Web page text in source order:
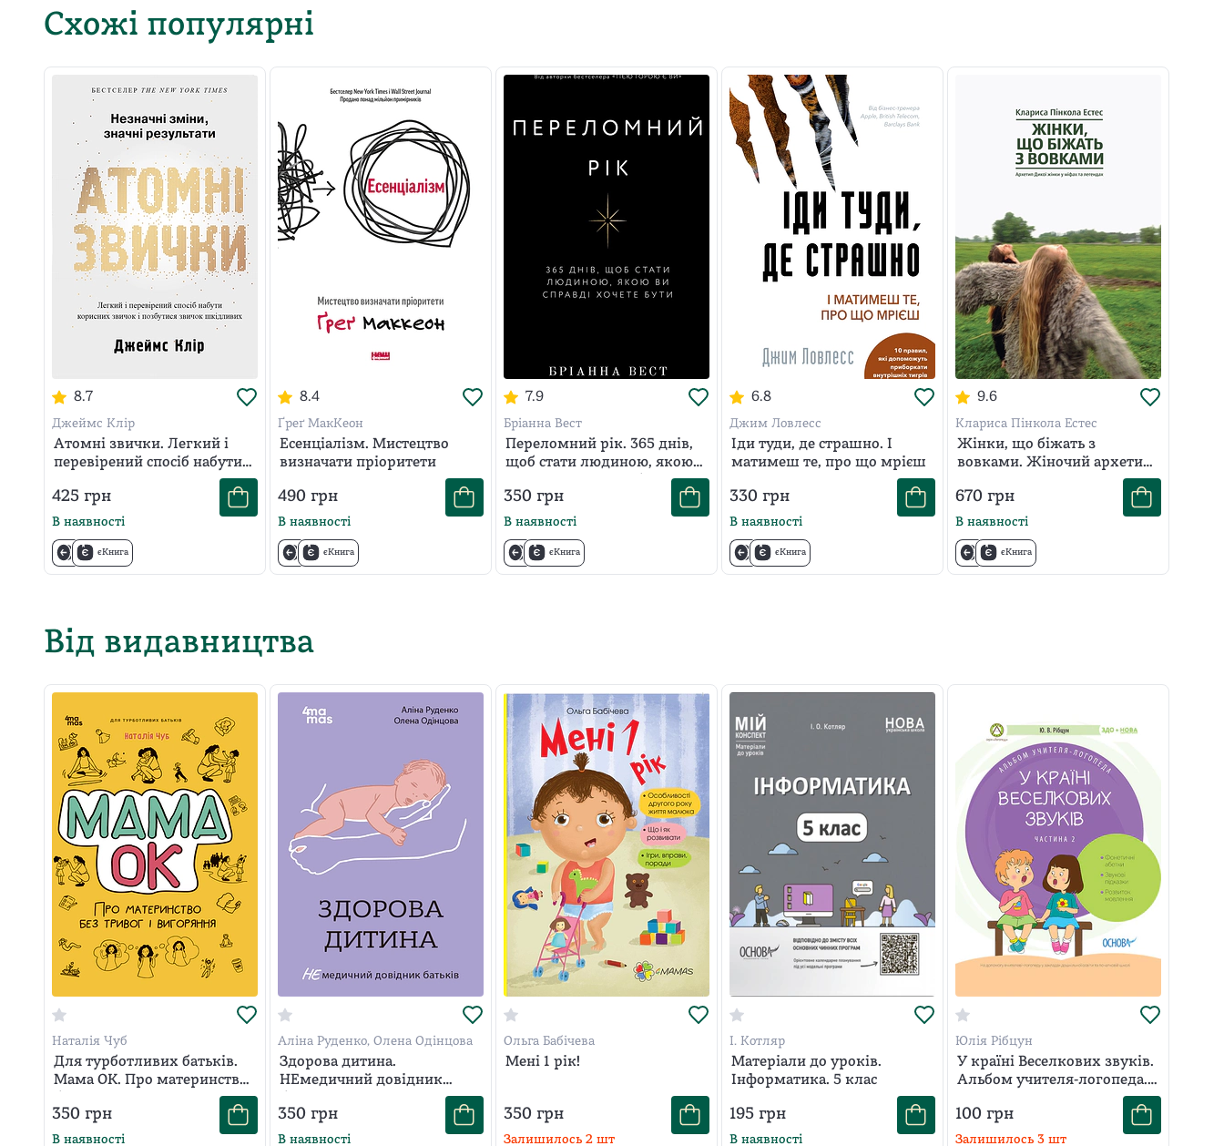
Схожі популярні
8.7
Джеймс Клір
Атомні звички. Легкий і
перевірений спосіб набути
позбутися звичок
шкідливих
425 грн
В наявності
єКнига
8.4
Ґреґ МакКеон
Есенціалізм. Мистецтво
визначати пріоритети
490 грн
В наявності
єКнига
7.9
Бріанна Вест
Переломний рік. 365 днів,
щоб стати людиною, якою
350 грн
В наявності
єКнига
6.8
Джим Ловлесс
Іди туди, де страшно. І
матимеш те, про що мрієш
330 грн
В наявності
єКнига
9.6
Клариса Пінкола Естес
Жінки, що біжать з
вовками. Жіночий архетип
670 грн
В наявності
єКнига
Від видавництва
Наталія Чуб
Для турботливих батьків.
Мама ОК. Про материнство
350 грн
В наявності
Аліна Руденко, Олена Одінцова
Здорова дитина.
НЕмедичний довідник
350 грн
В наявності
Ольга Бабічева
Мені 1 рік!
350 грн
Залишилось 2 шт
І. Котляр
Матеріали до уроків.
Інформатика. 5 клас
195 грн
В наявності
Юлія Рібцун
У країні Веселкових звуків.
Альбом учителя-логопеда.
100 грн
Залишилось 3 шт